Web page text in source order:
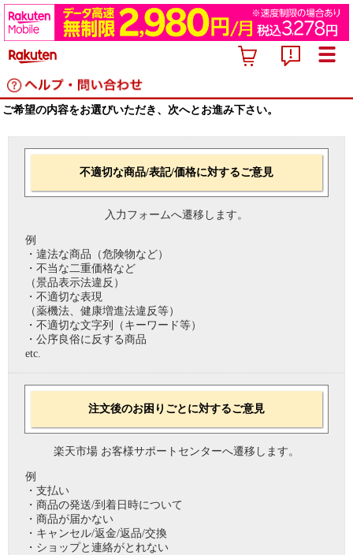
ご希望の内容をお選びいただき、次へとお進み下さい。
不適切な商品/表記/価格に対するご意見
入力フォームへ遷移します。
例
・違法な商品（危険物など）
・不当な二重価格など
（景品表示法違反）
・不適切な表現
（薬機法、健康増進法違反等）
・不適切な文字列（キーワード等）
・公序良俗に反する商品
etc.
注文後のお困りごとに対するご意見
楽天市場 お客様サポートセンターへ遷移します。
例
・支払い
・商品の発送/到着日時について
・商品が届かない
・キャンセル/返金/返品/交換
・ショップと連絡がとれない